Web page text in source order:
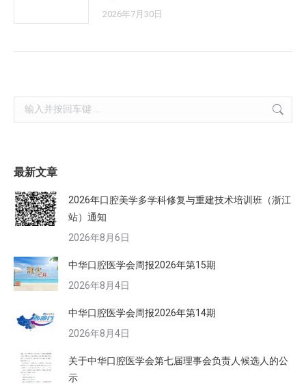
2026年7月30日
Search:
最新文章
2026年口腔美学多学科修复与重建技术培训班（浙江
站）通知
2026年8月6日
中华口腔医学会周报2026年第15期
2026年8月4日
中华口腔医学会周报2026年第14期
2026年8月4日
关于中华口腔医学会第七届理事会负责人候选人的公
示